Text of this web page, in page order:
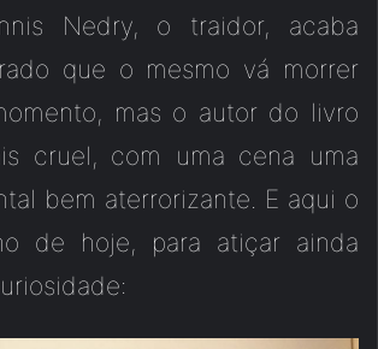
Nedry, o traidor, acaba
que o mesmo vá morrer
mas o autor do livro
cruel, com uma cena uma
bem aterrorizante. E aqui o
de hoje, para atiçar ainda